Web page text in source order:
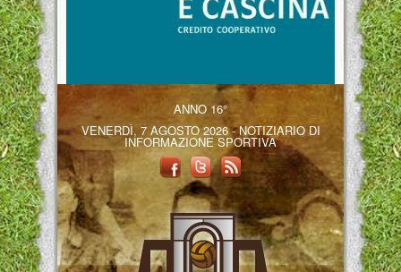
ANNO 16°
VENERDÌ, 7 AGOSTO 2026 - NOTIZIARIO DI
INFORMAZIONE SPORTIVA